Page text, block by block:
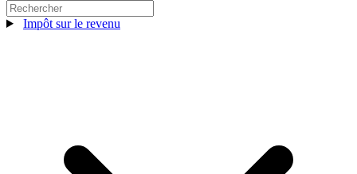
Impôt sur le revenu